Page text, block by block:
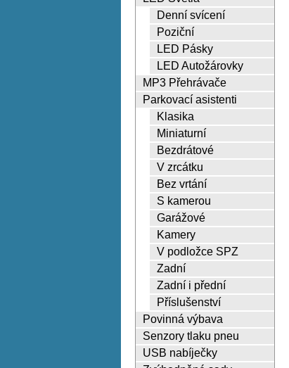
Denní svícení
Poziční
LED Pásky
LED Autožárovky
MP3 Přehrávače
Parkovací asistenti
Klasika
Miniaturní
Bezdrátové
V zrcátku
Bez vrtání
S kamerou
Garážové
Kamery
V podložce SPZ
Zadní
Zadní i přední
Příslušenství
Povinná výbava
Senzory tlaku pneu
USB nabíječky